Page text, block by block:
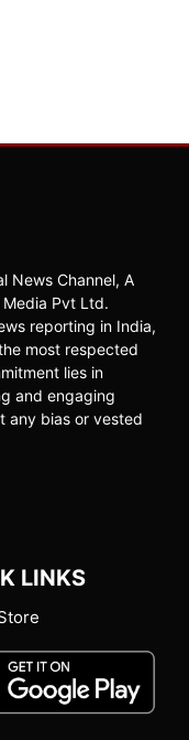
News Channel, A
Media Pvt Ltd.
reporting in India,
most respected
lies in
and engaging
any bias or vested
LINKS